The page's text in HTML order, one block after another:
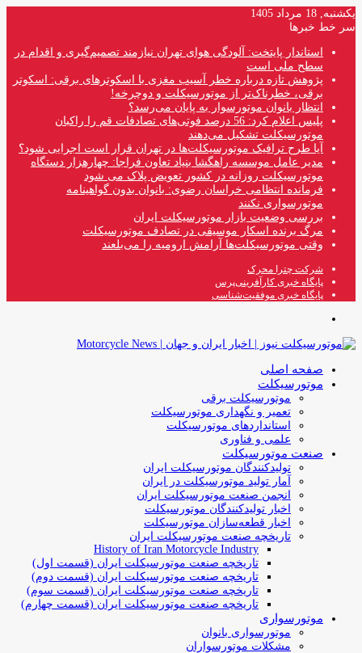
یکشنبه, 18 مرداد 1405
سر خط خبرها
استاندار پایتخت: آلودگی هوای تهران نیازمند تصمیم‌گیری و اقدام در
سطح ملی است
پژوهش تازه درباره خطر آسیب مغزی با اسکوترهای برقی: اسکوتر
برقی، خطرناک‌تر از موتورسیکلت و دوچرخه!
انتظار بانوان موتورسوار به پایان می‌رسد؟
پلیس اعلام کرد: 56 درصد فوتی‌های تصادفات قم را راکبان
موتورسیکلت تشکیل می‌دهند
آیا طرح ترافیک موتورسیکلت‌ها در تهران قرار است اجرایی شود؟
مدیر عامل موسسه راهگشا بنیاد تعاون فراجا: چهارهزار دستگاه
موتورسیکلت روزانه در کشور تعویض پلاک می شود
فرمانده انتظامی خراسان رضوی: بانوان بدون گواهینامه
موتورسواری نکنند
بررسی وضعیت بازار موتورسیکلت ایران
مرگ برنده اسکار موسیقی در تصادف موتورسیکلت
وقتی موتورسیکلت‌ها آرامش ارومیه را می‌بلعند
شرکت چترا محرک
پایگاه خبری کارآفرینی‌پرس
پایگاه خبری موفقیت‌شناسی
صفحه اصلی
موتورسیکلت
موتورسیکلت برقی
تعمیر و نگهداری موتورسیکلت
استانداردهای موتورسیکلت
علمی و فناوری
صنعت موتورسیکلت
تولیدکنندگان موتورسیکلت ایران
آمار تولید موتورسیکلت در ایران
انجمن صنعت موتورسیکلت ایران
اخبار تولیدکنندگان موتورسیکلت
اخبار قطعه‌سازان موتورسیکلت
تاریخچه صنعت موتورسیکلت ایران
History of Iran Motorcycle Industry
تاریخچه صنعت موتورسیکلت ایران (قسمت اول)
تاریخچه صنعت موتورسیکلت ایران (قسمت دوم)
تاریخچه صنعت موتورسیکلت ایران (قسمت سوم)
تاریخچه صنعت موتورسیکلت ایران (قسمت چهارم)
موتورسواری
موتورسواری بانوان
مشکلات موتورسواران